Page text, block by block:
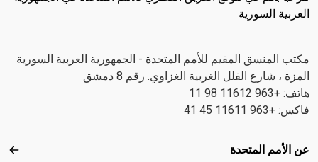
العربية السورية
مكتب المنسق المقيم للأمم المتحدة - الجمهورية العربية السورية
المزة ، شارع الفلل الغربية الغزاوي. رقم 8 دمشق
هاتف: +963 11612 98 11
فاكس: +963 11611 45 41
Footer menu
عن الأمم المتحدة عن